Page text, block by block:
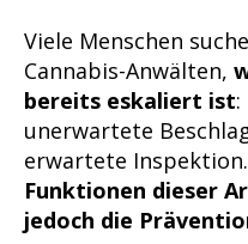
Viele Menschen
Cannabis-Anwälten,
bereits eskaliert ist
unerwartete
erwartete Inspektion.
Funktionen dieser
jedoch die